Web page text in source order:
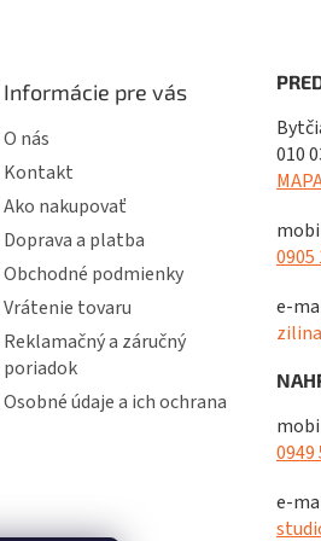
Informácie pre vás
O nás
Kontakt
Ako nakupovať
Doprava a platba
Obchodné podmienky
Vrátenie tovaru
Reklamačný a záručný
poriadok
Osobné údaje a ich ochrana
010
0905
e-
0949
e-